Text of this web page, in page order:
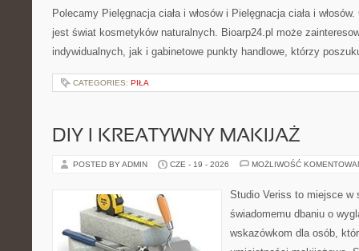
Polecamy Pielęgnacja ciała i włosów i Pielęgnacja ciała i
jest świat kosmetyków naturalnych. Bioarp24.pl może
indywidualnych, jak i gabinetowe punkty handlowe, którzy
CATEGORIES: PIŁA
DIY I KREATYWNY MAKIJAŻ
POSTED BY ADMIN CZE - 19 - 2026 MOŻLIWOŚĆ
Studio Veriss to miejsce w
świadomemu dbaniu o
wskazówkom dla osób,